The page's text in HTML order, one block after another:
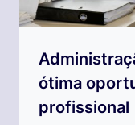
ótima
profissional